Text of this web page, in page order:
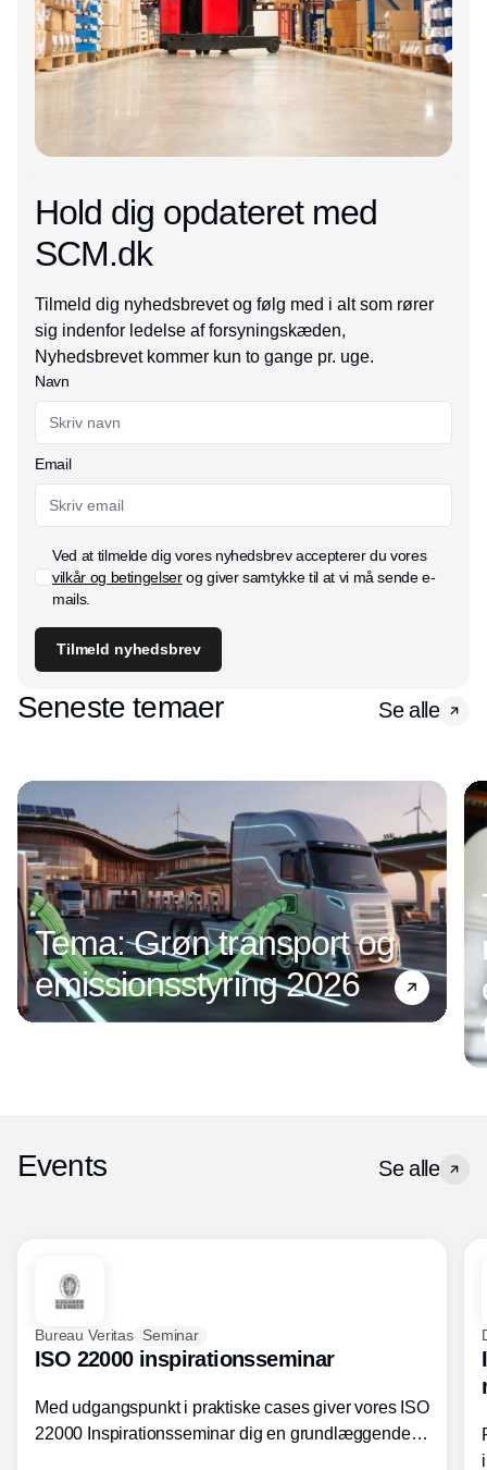
Hold dig opdateret med
SCM.dk
Tilmeld dig nyhedsbrevet og følg med i alt som rører
sig indenfor ledelse af forsyningskæden,
Nyhedsbrevet kommer kun to gange pr. uge.
Navn
Email
Ved at tilmelde dig vores nyhedsbrev accepterer du vores
vilkår og betingelserog giver samtykke til at vi må sende e-
mails.
Tilmeld nyhedsbrev
Seneste temaer Se alle
Tema: Grøn transport og
emissionsstyring 2026
Events Se alle
Bureau Veritas Seminar
ISO 22000 inspirationsseminar
Med udgangspunkt i praktiske cases giver vores ISO
22000 Inspirationsseminar dig en grundlæggende